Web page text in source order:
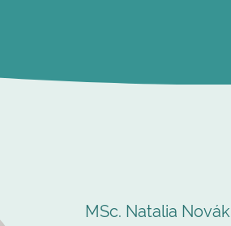
MSc. Natalia Novák